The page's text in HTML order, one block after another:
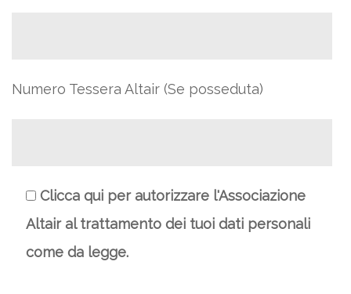
Numero Tessera Altair (Se posseduta)
Clicca qui per autorizzare l'Associazione
Altair al trattamento dei tuoi dati personali
come da legge.